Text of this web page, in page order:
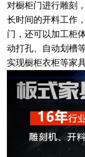
对橱柜门进行雕刻
长时间的开料工作
门，还可以加工柜
动打孔、自动划槽
实现橱柜衣柜等家